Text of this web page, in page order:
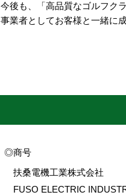
今後も、「高品質なゴルフク
事業者としてお客様と一緒に
商号
扶桑電機工業株式会社
FUSO ELECTRIC